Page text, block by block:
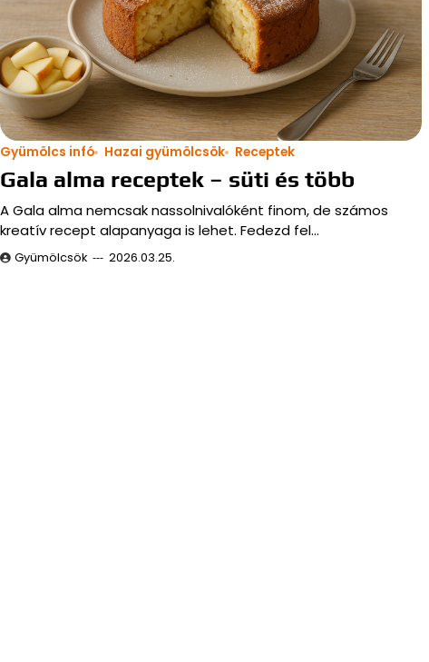
Gyümölcs infó Hazai gyümölcsök Receptek
Gala alma receptek – süti és több
A Gala alma nemcsak nassolnivalóként finom, de számos
kreatív recept alapanyaga is lehet. Fedezd fel…
Gyümölcsök 2026.03.25.